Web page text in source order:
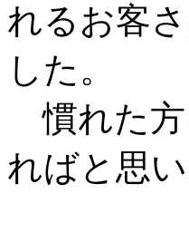
れるお客
した。
慣れた方
ればと思い